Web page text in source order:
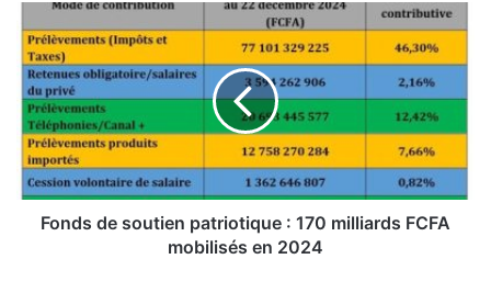
o
n
s
d
s
o
Fonds de soutien patriotique : 170 milliards FCFA
mobilisés en 2024